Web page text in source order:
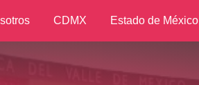
CDMX Estado de México